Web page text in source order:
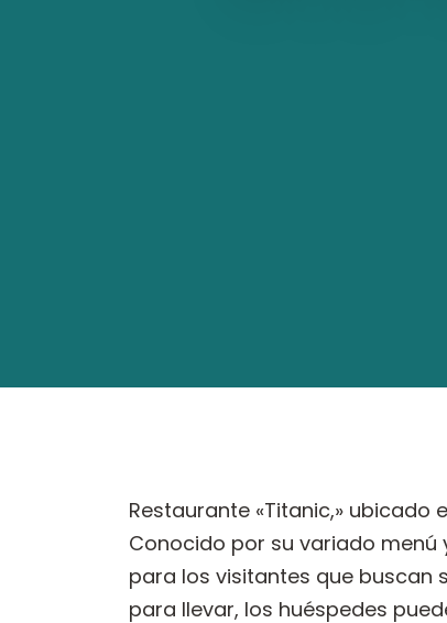
Restaurante «Titanic,»
Conocido por su variado
para los visitantes que buscan
para llevar, los huéspedes